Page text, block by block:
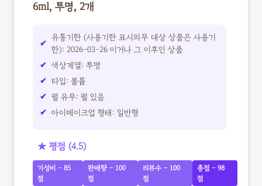
6ml, 투명, 2개
유통기한 (사용기한 표시의무 대상 상품은 사용기
한): 2026-03-26 이거나 그 이후인 상품
색상계열: 투명
타입: 볼륨
펄 유무: 펄 있음
아이메이크업 형태: 일반형
★ 평점 (4.5)
가성비 - 85
점
판매량 - 100
점
리뷰수 - 100
점
총점 - 98
점